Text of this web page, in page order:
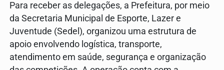
Para receber as delegações, a Prefeitura, por meio
da Secretaria Municipal de Esporte, Lazer e
Juventude (Sedel), organizou uma estrutura de
apoio envolvendo logística, transporte,
atendimento em saúde, segurança e organização